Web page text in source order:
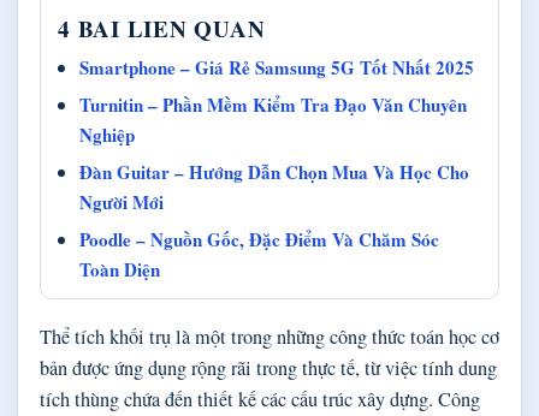
4 BAI LIEN QUAN
Smartphone – Giá Rẻ Samsung 5G Tốt Nhất 2025
Turnitin – Phần Mềm Kiểm Tra Đạo Văn Chuyên
Nghiệp
Đàn Guitar – Hướng Dẫn Chọn Mua Và Học Cho
Người Mới
Poodle – Nguồn Gốc, Đặc Điểm Và Chăm Sóc
Toàn Diện
Thể tích khối trụ là một trong những công thức toán học cơ
bản được ứng dụng rộng rãi trong thực tế, từ việc tính dung
tích thùng chứa đến thiết kế các cấu trúc xây dựng. Công